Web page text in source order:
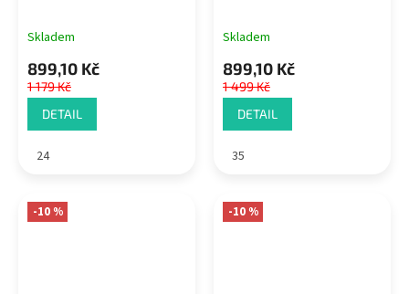
Skladem
899,10 Kč
1 179 Kč
DETAIL
24
Skladem
899,10 Kč
1 499 Kč
DETAIL
35
-10 % -10 %